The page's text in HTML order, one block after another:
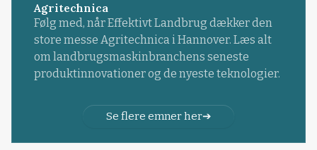
Agritechnica
Følg med, når Effektivt Landbrug dækker den
store messe Agritechnica i Hannover. Læs alt
om landbrugsmaskinbranchens seneste
produktinnovationer og de nyeste teknologier.
Se flere emner her